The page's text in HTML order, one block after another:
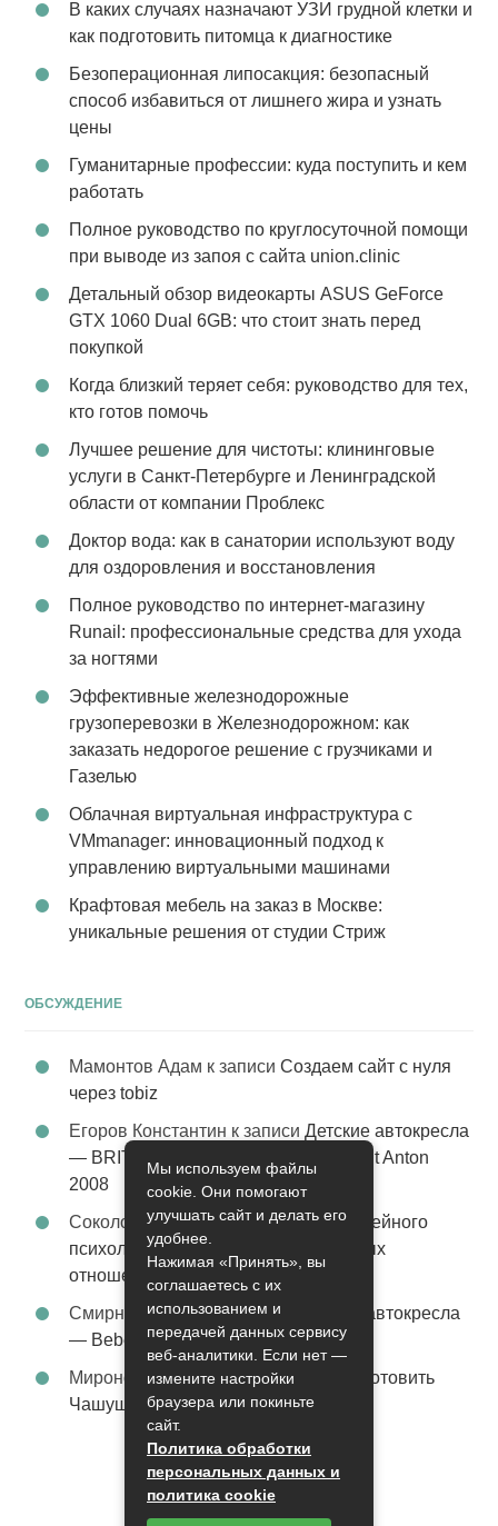
В каких случаях назначают УЗИ грудной клетки и
как подготовить питомца к диагностике
Безоперационная липосакция: безопасный
способ избавиться от лишнего жира и узнать
цены
Гуманитарные профессии: куда поступить и кем
работать
Полное руководство по круглосуточной помощи
при выводе из запоя с сайта union.clinic
Детальный обзор видеокарты ASUS GeForce
GTX 1060 Dual 6GB: что стоит знать перед
покупкой
Когда близкий теряет себя: руководство для тех,
кто готов помочь
Лучшее решение для чистоты: клининговые
услуги в Санкт-Петербурге и Ленинградской
области от компании Проблекс
Доктор вода: как в санатории используют воду
для оздоровления и восстановления
Полное руководство по интернет-магазину
Runail: профессиональные средства для ухода
за ногтями
Эффективные железнодорожные
грузоперевозки в Железнодорожном: как
заказать недорогое решение с грузчиками и
Газелью
Облачная виртуальная инфраструктура с
VMmanager: инновационный подход к
управлению виртуальными машинами
Крафтовая мебель на заказ в Москве:
уникальные решения от студии Стриж
ОБСУЖДЕНИЕ
Мамонтов Адам к записиСоздаем сайт с нуля
через tobiz
Егоров Константин к записиДетские автокресла
— BRITAX Evolva 1-2-3 (1-2-3) цвет St Anton
2008
Соколова Эльзак записиУслуги семейного
психолога – стабильность в семейных
отношениях
Смирнова Грацияк записи
Детские автокресла
— Bebe Confort Moby цвет Orange
Миронов Никифорк записи
Как приготовить
Чашушули
Мы используем файлы
cookie. Они помогают
улучшать сайт и делать его
удобнее.
Нажимая «Принять», вы
соглашаетесь с их
использованием и
передачей данных сервису
веб-аналитики. Если нет —
измените настройки
браузера или покиньте
сайт.
Политика обработки
персональных данных и
политика cookie